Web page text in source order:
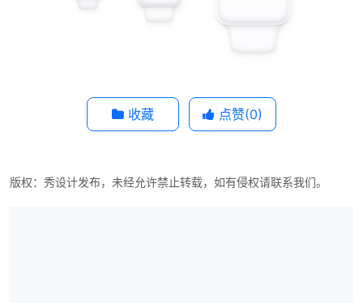
收藏 点赞(0)
版权：秀设计发布，未经允许禁止转载，如有侵权请联系我们。